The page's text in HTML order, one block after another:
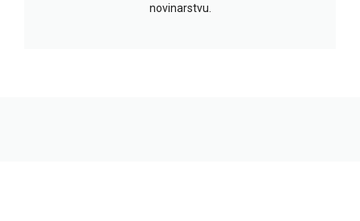
novinarstvu.